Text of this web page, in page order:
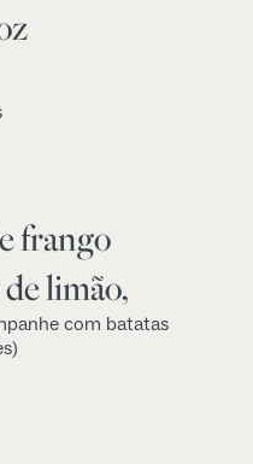
frango
limão,
com batatas